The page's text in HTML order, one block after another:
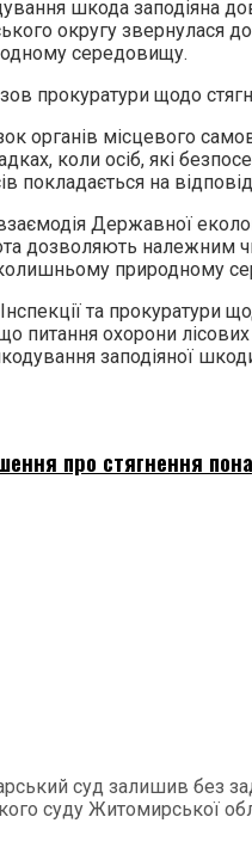
шкода заподіяна
округу
середовищу.
прокуратури щодо
органів місцевого
коли осіб, які
покладається на
Державної
дозволяють належним
природному
та
охорони
заподіяної
про стягнення
суд залишив без
суду Житомирської